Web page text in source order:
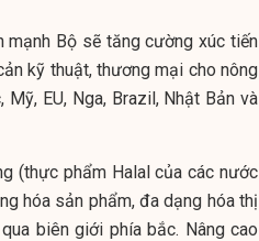
mạnh Bộ sẽ tăng cường xúc tiến
kỹ thuật, thương mại cho nông
EU, Nga, Brazil, Nhật Bản và
(thực phẩm Halal của các nước
hóa sản phẩm, đa dạng hóa thị
biên giới phía bắc. Nâng cao